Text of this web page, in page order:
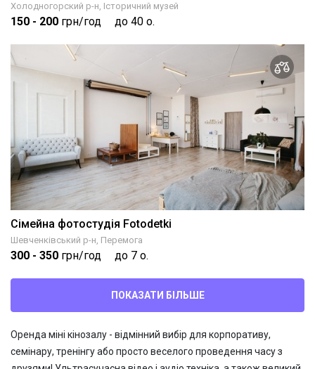
Холодногорский р-н, Історичний музей
150 - 200 грн/год до 40 о.
Сімейна фотостудія Fotodetki
Шевченківський р-н, Перемога
300 - 350 грн/год до 7 о.
ПОКАЗАТИ БІЛЬШЕ
Оренда міні кінозалу - відмінний вибір для корпоративу,
семінару, тренінгу або просто веселого проведення часу з